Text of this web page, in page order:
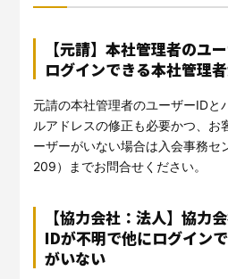
【元請】本社管理者のユ
ログインできる本社管理
元請の本社管理者のユーザーIDと
ルアドレスの修正も必要かつ、お
ーザーがいない場合は入会事務
209）までお問合せください。
【協力会社：法人】協力
IDが不明で他にログイン
がいない